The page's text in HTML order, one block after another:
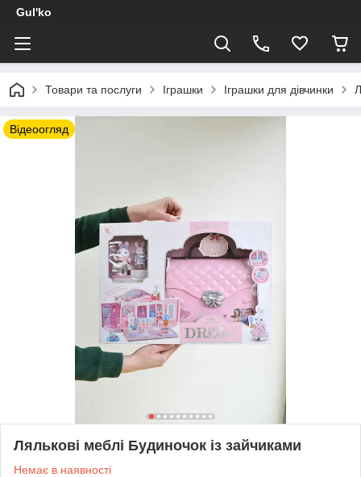
Gul'ko
Товари та послуги Іграшки Іграшки для дівчинки
Відеоогляд
Лялькові меблі Будиночок із зайчиками
Немає в наявності